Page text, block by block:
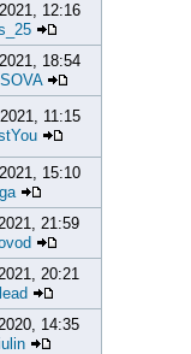
12:16
18:54
11:15
15:10
21:59
20:21
14:35